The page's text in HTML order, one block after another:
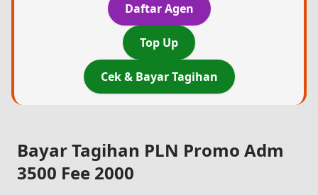
Daftar Agen
Top Up
Cek & Bayar Tagihan
Bayar Tagihan PLN Promo Adm
3500 Fee 2000